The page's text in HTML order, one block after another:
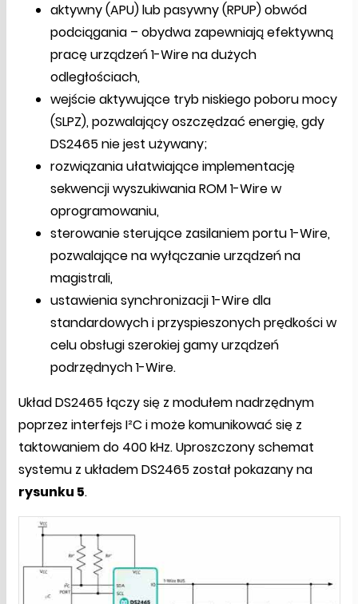
aktywny (APU) lub pasywny (RPUP) obwód
podciągania – obydwa zapewniają efektywną
pracę urządzeń 1-Wire na dużych
odległościach,
wejście aktywujące tryb niskiego poboru mocy
(SLPZ), pozwalający oszczędzać energię, gdy
DS2465 nie jest używany;
rozwiązania ułatwiające implementację
sekwencji wyszukiwania ROM 1-Wire w
oprogramowaniu,
sterowanie sterujące zasilaniem portu 1-Wire,
pozwalające na wyłączanie urządzeń na
magistrali,
ustawienia synchronizacji 1-Wire dla
standardowych i przyspieszonych prędkości w
celu obsługi szerokiej gamy urządzeń
podrzędnych 1-Wire.
Układ DS2465 łączy się z modułem nadrzędnym
poprzez interfejs I²C i może komunikować się z
taktowaniem do 400 kHz. Uproszczony schemat
systemu z układem DS2465 został pokazany na
rysunku 5.